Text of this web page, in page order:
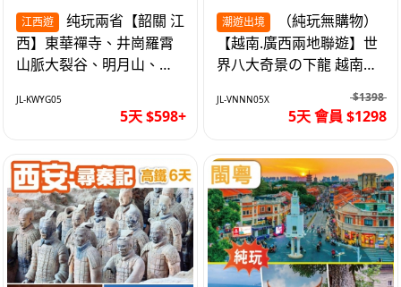
江西遊
西】東華禪寺、井崗羅霄
山脈大裂谷、明月山、仙
JL-KWYG05
5天 $598+
潮遊出境
【越南.廣西兩地聯遊】世
界八大奇景の下龍 越南首
車5天
JL-VNNN05X $1398
5天 會員 $1298